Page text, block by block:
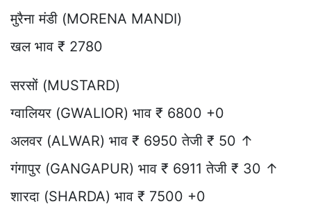
मुरैना मंडी (MORENA MANDI)
खल भाव ₹ 2780
सरसों (MUSTARD)
ग्वालियर (GWALIOR) भाव ₹ 6800 +0
अलवर (ALWAR) भाव ₹ 6950 तेजी ₹ 50 ↑
गंगापुर (GANGAPUR) भाव ₹ 6911 तेजी ₹ 30 ↑
शारदा (SHARDA) भाव ₹ 7500 +0